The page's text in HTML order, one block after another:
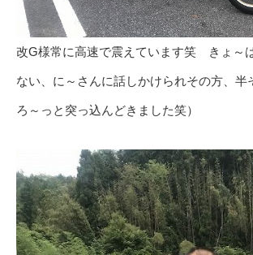
改G様常に高速で震えています笑 きょ～
ない、に～さんに話しかけられその方、半
ろ～っと突っ込んどきました笑）